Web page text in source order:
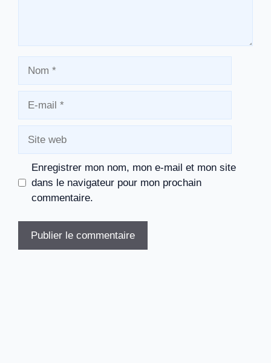
Enregistrer mon nom, mon e-mail et mon site
dans le navigateur pour mon prochain
commentaire.